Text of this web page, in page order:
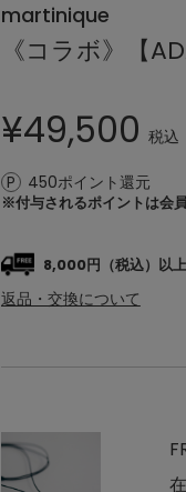
martinique
《コラボ》【
¥49,500 税込
450ポイント還元
※付与されるポイントは会
8,000円（税込）以
返品・交換について